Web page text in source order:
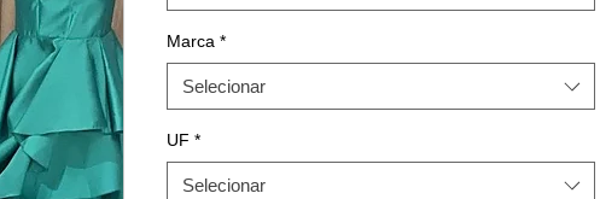
Marca *
Selecionar
UF *
Selecionar